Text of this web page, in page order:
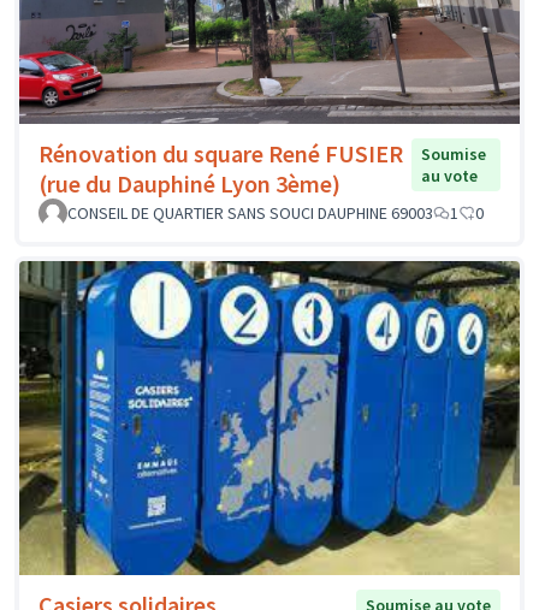
Rénovation du square René FUSIER
(rue du Dauphiné Lyon 3ème)
Soumise
au vote
CONSEIL DE QUARTIER SANS SOUCI DAUPHINE 69003
1 0
Soumise au vote